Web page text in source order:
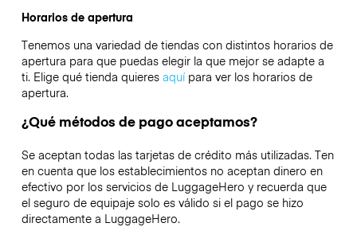
Horarios de apertura
Tenemos una variedad de tiendas con distintos horarios de
apertura para que puedas elegir la que mejor se adapte a
ti. Elige qué tienda quieres aquípara ver los horarios de
apertura.
¿Qué métodos de pago aceptamos?
Se aceptan todas las tarjetas de crédito más utilizadas. Ten
en cuenta que los establecimientos no aceptan dinero en
efectivo por los servicios de LuggageHero y recuerda que
el seguro de equipaje solo es válido si el pago se hizo
directamente a LuggageHero.